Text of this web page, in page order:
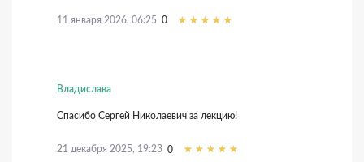
11 января 2026, 06:25 0
Владислава
Спасибо Сергей Николаевич за лекцию!
21 декабря 2025, 19:23 0